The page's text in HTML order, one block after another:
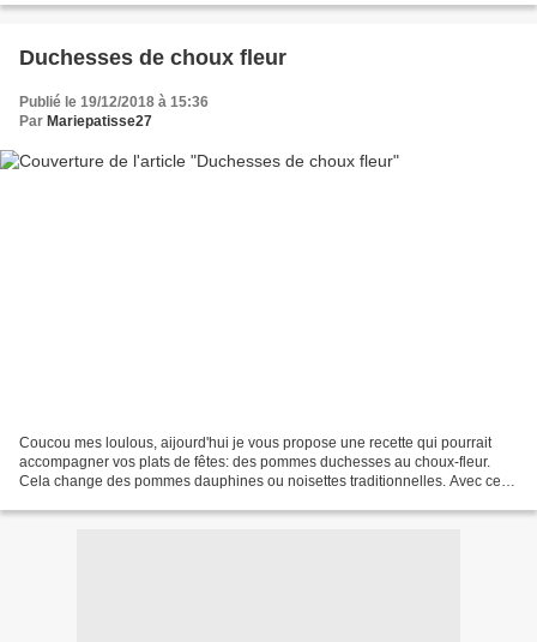
Duchesses de choux fleur
Publié le 19/12/2018 à 15:36
Par Mariepatisse27
Coucou mes loulous, aijourd'hui je vous propose une recette qui pourrait
accompagner vos plats de fêtes: des pommes duchesses au choux-fleur.
Cela change des pommes dauphines ou noisettes traditionnelles. Avec ces